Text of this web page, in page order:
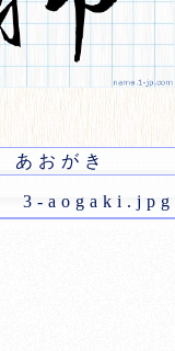
あおがき
3-aogaki.jpg